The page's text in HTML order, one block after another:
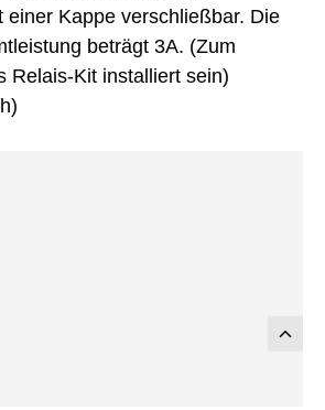
einer Kappe verschließbar. Die
beträgt 3A. (Zum
Relais-Kit installiert sein)